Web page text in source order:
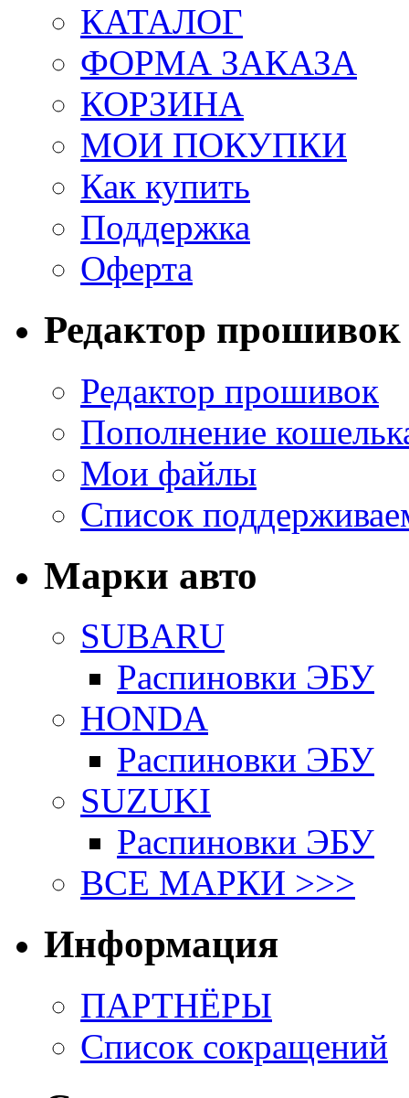
КАТАЛОГ
ФОРМА ЗАКАЗА
КОРЗИНА
МОИ ПОКУПКИ
Как купить
Поддержка
Оферта
Редактор прошивок
Редактор прошивок
Пополнение
Мои файлы
Список
Марки авто
SUBARU
Распиновки ЭБУ
HONDA
Распиновки ЭБУ
SUZUKI
Распиновки ЭБУ
ВСЕ МАРКИ >>>
Информация
ПАРТНЁРЫ
Список сокращений